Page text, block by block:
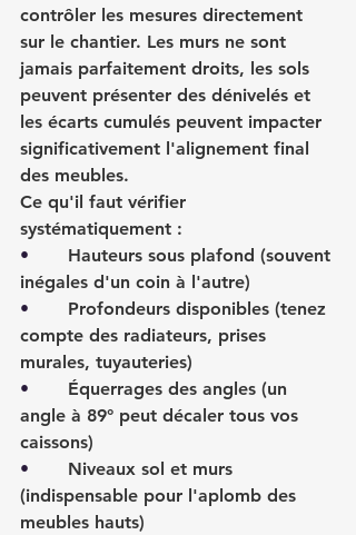
contrôler les mesures directement
sur le chantier. Les murs ne sont
jamais parfaitement droits, les sols
peuvent présenter des dénivelés et
les écarts cumulés peuvent impacter
significativement l'alignement final
des meubles.
Ce qu'il faut vérifier
systématiquement :
• Hauteurs sous plafond (souvent
inégales d'un coin à l'autre)
• Profondeurs disponibles (tenez
compte des radiateurs, prises
murales, tuyauteries)
• Équerrages des angles (un
angle à 89° peut décaler tous vos
caissons)
• Niveaux sol et murs
(indispensable pour l'aplomb des
meubles hauts)